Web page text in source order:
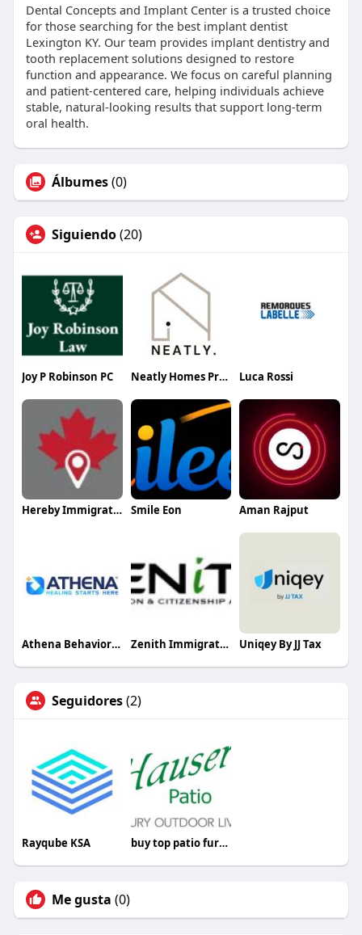
Dental Concepts and Implant Center is a trusted choice
for those searching for the best implant dentist
Lexington KY. Our team provides implant dentistry and
tooth replacement solutions designed to restore
function and appearance. We focus on careful planning
and patient-centered care, helping individuals achieve
stable, natural-looking results that support long-term
oral health.
Álbumes(0)
Siguiendo(20)
Joy P Robinson PC Neatly Homes Property Care LLC Luca Rossi
Hereby Immigration Smile Eon Aman Rajput
Athena Behavioral Health Zenith Immigration Uniqey By JJ Tax
Seguidores(2)
Rayqube KSA buy top patio furniture
Me gusta (0)